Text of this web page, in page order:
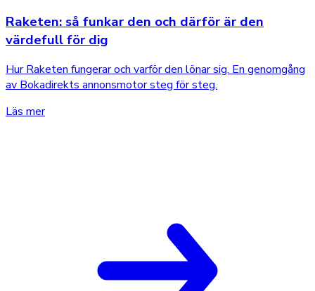
Raketen: så funkar den och därför är den
värdefull för dig
Hur Raketen fungerar och varför den lönar sig. En genomgång
av Bokadirekts annonsmotor steg för steg.
Läs mer